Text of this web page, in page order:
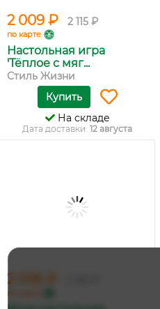
2 009 ₽ 2 115 ₽
по карте
Настольная игра
'Тёплое с мяг...
Стиль Жизни
Купить
На складе
Дата доставки: 12 августа
2 056 ₽
по карте